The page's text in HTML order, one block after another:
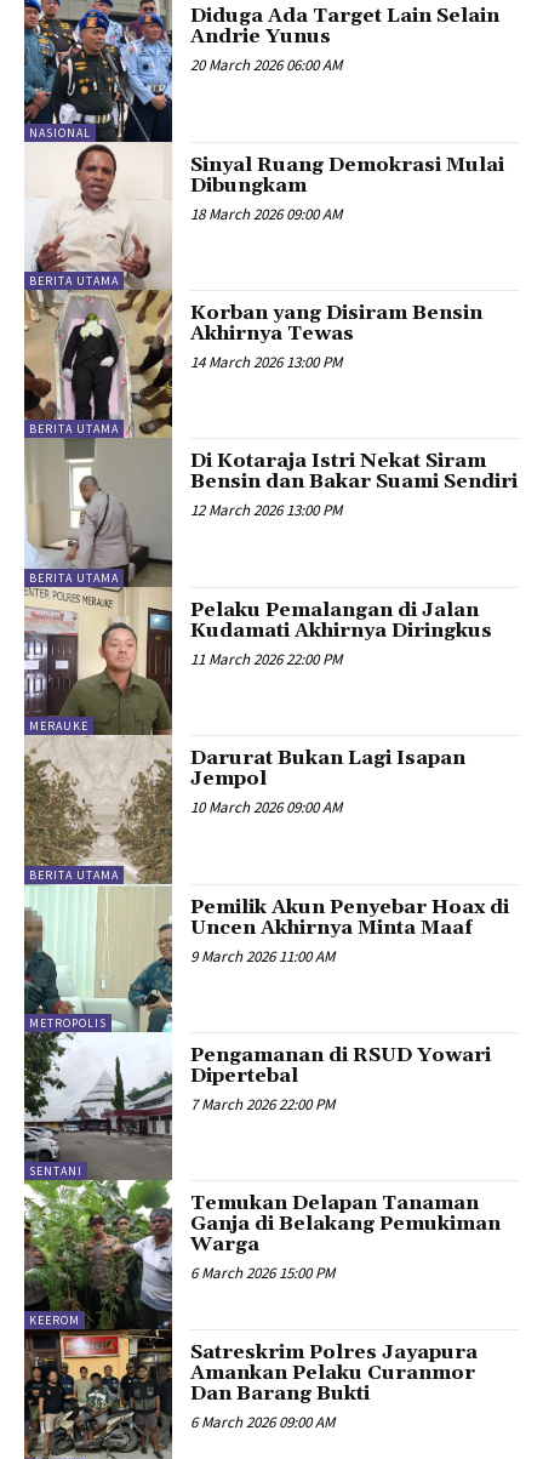
NASIONAL
Diduga Ada Target Lain Selain
Andrie Yunus
20 March 2026 06:00 AM
BERITA UTAMA
Sinyal Ruang Demokrasi Mulai
Dibungkam
18 March 2026 09:00 AM
BERITA UTAMA
Korban yang Disiram Bensin
Akhirnya Tewas
14 March 2026 13:00 PM
BERITA UTAMA
Di Kotaraja Istri Nekat Siram
Bensin dan Bakar Suami Sendiri
12 March 2026 13:00 PM
MERAUKE
Pelaku Pemalangan di Jalan
Kudamati Akhirnya Diringkus
11 March 2026 22:00 PM
BERITA UTAMA
Darurat Bukan Lagi Isapan
Jempol
10 March 2026 09:00 AM
METROPOLIS
Pemilik Akun Penyebar Hoax di
Uncen Akhirnya Minta Maaf
9 March 2026 11:00 AM
SENTANI
Pengamanan di RSUD Yowari
Dipertebal
7 March 2026 22:00 PM
KEEROM
Temukan Delapan Tanaman
Ganja di Belakang Pemukiman
Warga
6 March 2026 15:00 PM
Satreskrim Polres Jayapura
Amankan Pelaku Curanmor
Dan Barang Bukti
6 March 2026 09:00 AM